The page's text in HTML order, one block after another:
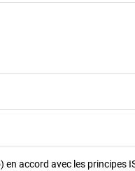
accord avec les principes